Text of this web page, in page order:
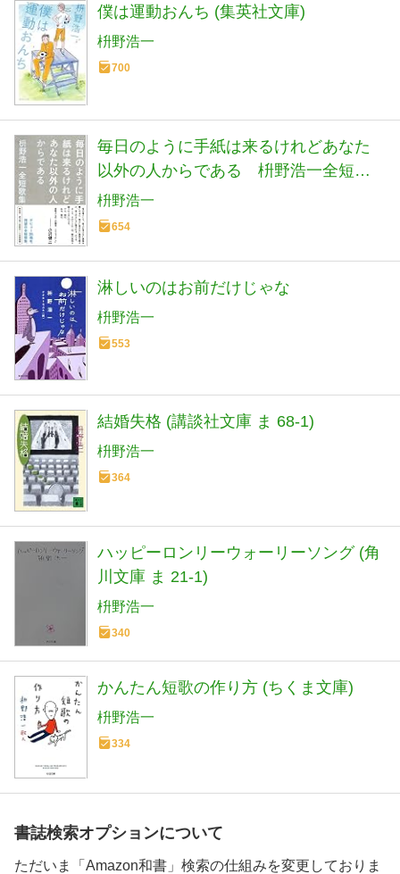
僕は運動おんち (集英社文庫)
枡野浩一
700
毎日のように手紙は来るけれどあなた
以外の人からである 枡野浩一全短歌
集
枡野浩一
654
淋しいのはお前だけじゃな
枡野浩一
553
結婚失格 (講談社文庫 ま 68-1)
枡野浩一
364
ハッピーロンリーウォーリーソング (角
川文庫 ま 21-1)
枡野浩一
340
かんたん短歌の作り方 (ちくま文庫)
枡野浩一
334
書誌検索オプションについて
ただいま「Amazon和書」検索の仕組みを変更しておりま